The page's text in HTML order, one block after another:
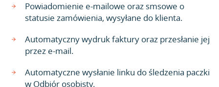
Powiadomienie e-mailowe oraz smsowe o
statusie zamówienia, wysyłane do klienta.
Automatyczny wydruk faktury oraz przesłanie jej
przez e-mail.
Automatyczne wysłanie linku do śledzenia paczki
w Odbiór osobisty.